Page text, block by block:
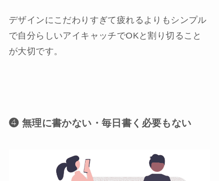
デザインにこだわりすぎて疲れるよりもシンプル
で自分らしいアイキャッチでOKと割り切ること
が大切です。
❹ 無理に書かない・毎日書く必要もない